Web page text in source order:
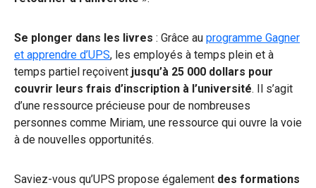
Se plonger dans les livres : Grâce au programme Gagner
et apprendre d’UPS, les employés à temps plein et à
temps partiel reçoivent jusqu’à 25 000 dollars pour
couvrir leurs frais d’inscription à l’université. Il s’agit
d’une ressource précieuse pour de nombreuses
personnes comme Miriam, une ressource qui ouvre la voie
à de nouvelles opportunités.
Saviez-vous qu’UPS propose également des formations